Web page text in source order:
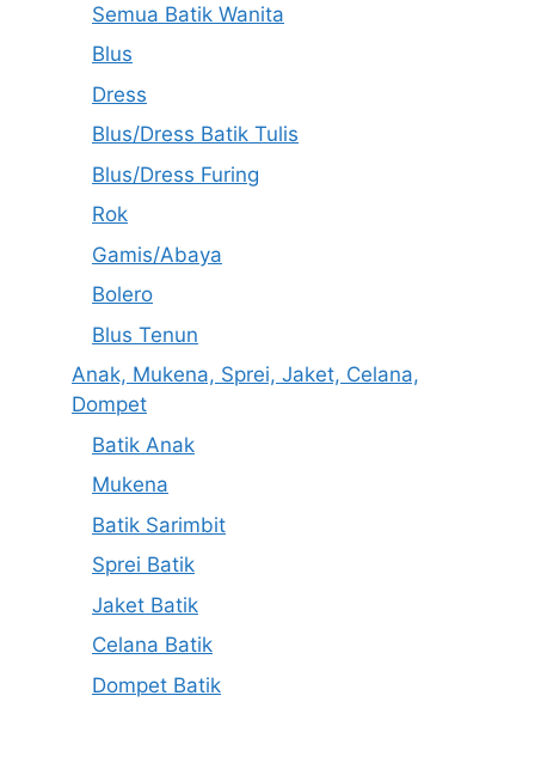
Semua Batik Wanita
Blus
Dress
Blus/Dress Batik Tulis
Blus/Dress Furing
Rok
Gamis/Abaya
Bolero
Blus Tenun
Anak, Mukena, Sprei, Jaket, Celana,
Dompet
Batik Anak
Mukena
Batik Sarimbit
Sprei Batik
Jaket Batik
Celana Batik
Dompet Batik